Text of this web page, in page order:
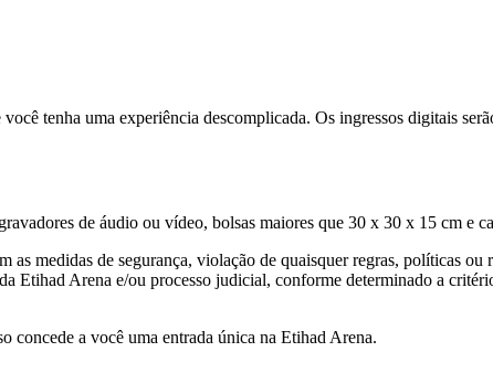
tenha uma experiência descomplicada. Os ingressos digitais
de áudio ou vídeo, bolsas maiores que 30 x 30 x 15 cm e
as medidas de segurança, violação de quaisquer regras, políticas
Etihad Arena e/ou processo judicial, conforme determinado a
concede a você uma entrada única na Etihad Arena.